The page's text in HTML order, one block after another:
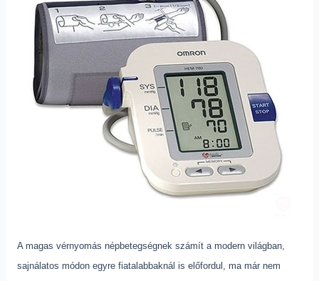
A magas vérnyomás népbetegségnek számít a modern világban,
sajnálatos módon egyre fiatalabbaknál is előfordul, ma már nem